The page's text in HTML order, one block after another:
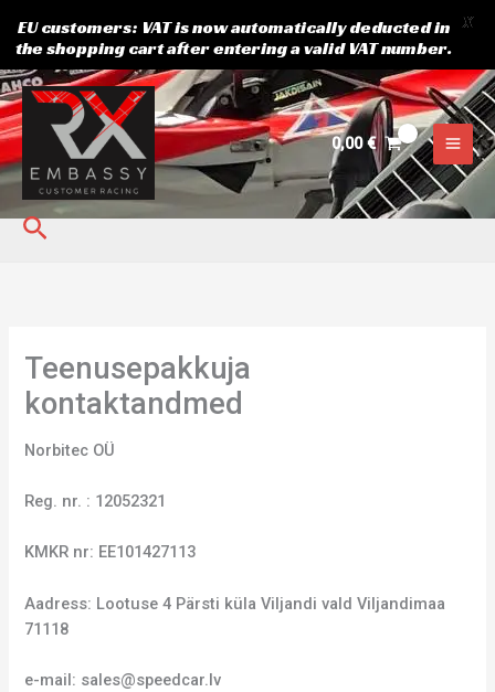
Skip
to
content
0,00€
Search
Teenusepakkuja
kontaktandmed
Norbitec OÜ
Reg. nr. : 12052321
KMKR nr: EE101427113
Aadress: Lootuse 4 Pärsti küla Viljandi vald Viljandimaa
71118
e-mail: sales@speedcar.lv
EU customers: VAT is now automatically deducted in
the shopping cart after entering a valid VAT number.
X